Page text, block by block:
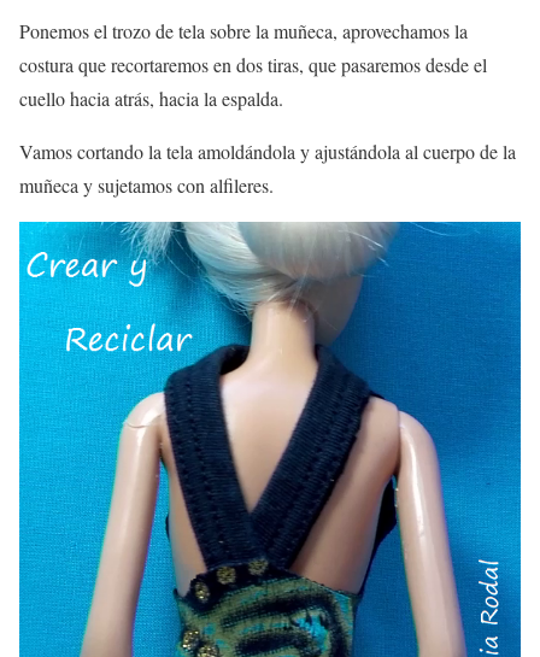
Ponemos el trozo de tela sobre la muñeca, aprovechamos la
costura que recortaremos en dos tiras, que pasaremos desde el
cuello hacia atrás, hacia la espalda.
Vamos cortando la tela amoldándola y ajustándola al cuerpo de la
muñeca y sujetamos con alfileres.